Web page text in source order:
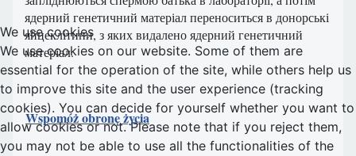
ядерний генетичний матеріал переноситься в донорські
яйцеклітини, з яких видалено ядерний генетичний
матеріал.
Wspomóż obronę życia
We use cookies
We use cookies on our website. Some of them are
essential for the operation of the site, while others help us
to improve this site and the user experience (tracking
cookies). You can decide for yourself whether you want to
allow cookies or not. Please note that if you reject them,
you may not be able to use all the functionalities of the